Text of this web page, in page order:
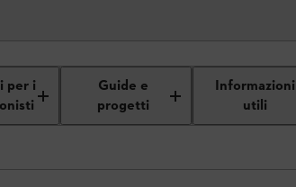
per i
Guide e
progetti
Informazioni
utili